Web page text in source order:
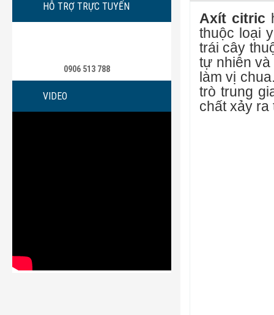
HỖ TRỢ TRỰC TUYẾN
0906 513 788
VIDEO
Axít citric
thuộc loại
trái cây
tự nhiên
làm vị
trò trung
chất xảy ra